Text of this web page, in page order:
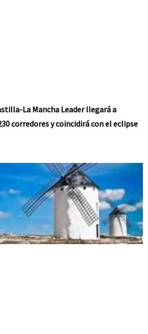
La Mancha Leader llegará a
corredores y coincidirá con el eclipse